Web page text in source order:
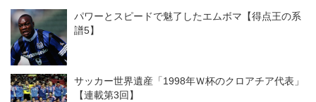
中、意欲を示すも一歩及ばず
パワーとスピードで魅了したエムボマ【得点王の系
譜5】
サッカー世界遺産「1998年Ｗ杯のクロアチア代表」
【連載第3回】